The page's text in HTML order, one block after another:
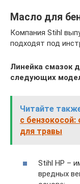
Масло для
Компания Stihl
подходят под
Линейка смазок
следующих
Читайте
с
для травы
Stihl HP –
вредных